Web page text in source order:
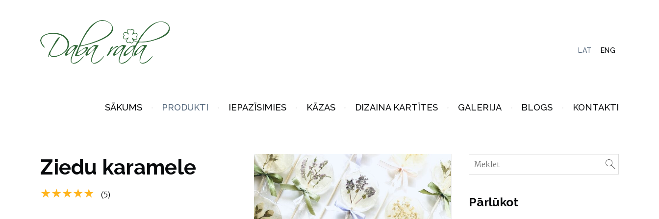
SĀKUMS PRODUKTI IEPAZĪSIMIES KĀZAS DIZAINA KARTĪTES GALERIJA BLOGS KONTAKTI
LAT ENG
Pārlūkot
Ziedu karamele
★★★★★ (5)